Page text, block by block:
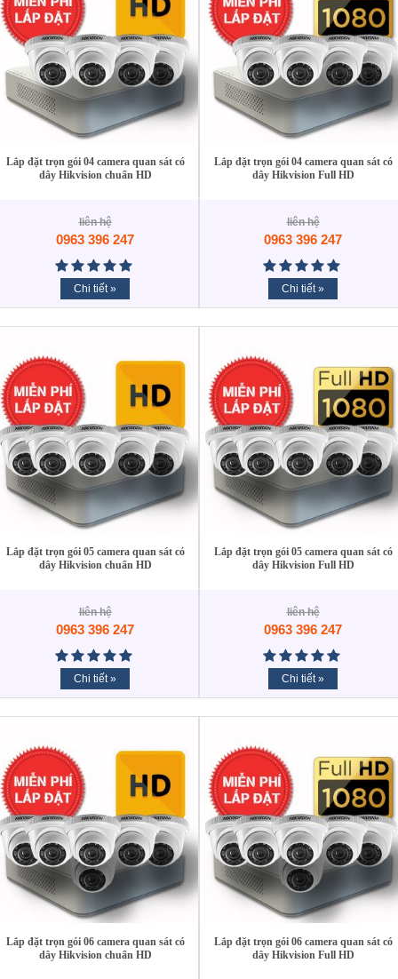
Lắp đặt trọn gói 04 camera quan sát có
dây Hikvision chuẩn HD
liên hệ
0963 396 247
Chi tiết »
Lắp đặt trọn gói 04 camera quan sát có
dây Hikvision Full HD
liên hệ
0963 396 247
Chi tiết »
Lắp đặt trọn gói 05 camera quan sát có
dây Hikvision chuẩn HD
liên hệ
0963 396 247
Chi tiết »
Lắp đặt trọn gói 05 camera quan sát có
dây Hikvision Full HD
liên hệ
0963 396 247
Chi tiết »
Lắp đặt trọn gói 06 camera quan sát có
dây Hikvision chuẩn HD
Lắp đặt trọn gói 06 camera quan sát có
dây Hikvision Full HD